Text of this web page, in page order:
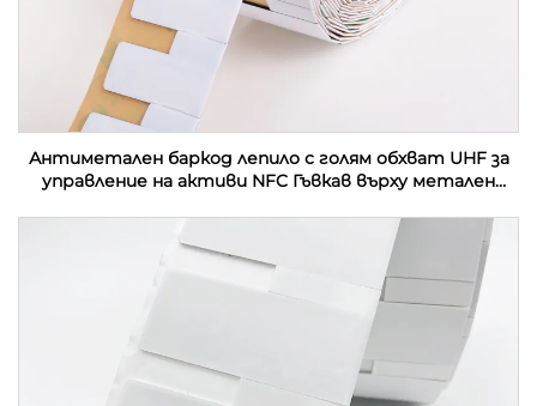
Антиметален баркод лепило с голям обхват UHF за
управление на активи NFC Гъвкав върху метален